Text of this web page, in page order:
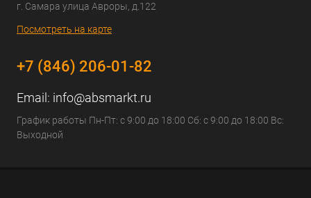
г. Самара улица Авроры, д.122
Посмотреть на карте
+7 (846) 206-01-82
Email: info@absmarkt.ru
График работы Пн-Пт: с 9:00 до 18:00 Сб: с 9:00 до 18:00 Вс:
Выходной